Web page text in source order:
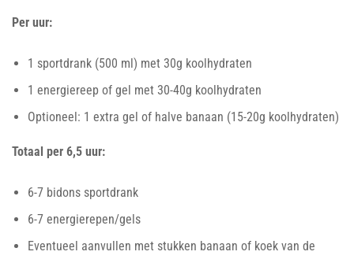
Per uur:
1 sportdrank (500 ml) met 30g koolhydraten
1 energiereep of gel met 30-40g koolhydraten
Optioneel: 1 extra gel of halve banaan (15-20g koolhydraten)
Totaal per 6,5 uur:
6-7 bidons sportdrank
6-7 energierepen/gels
Eventueel aanvullen met stukken banaan of koek van de